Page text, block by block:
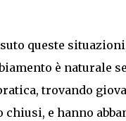
queste
è naturale
trovando
e hanno